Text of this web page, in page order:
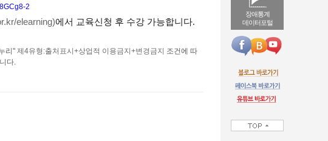
2
elearning)에서 교육신청 후 수강 가능합니다.
리" 제4유형:출처표시+상업적 이용금지+변경금지 조건에 따
다.
장애통계
데이터포털